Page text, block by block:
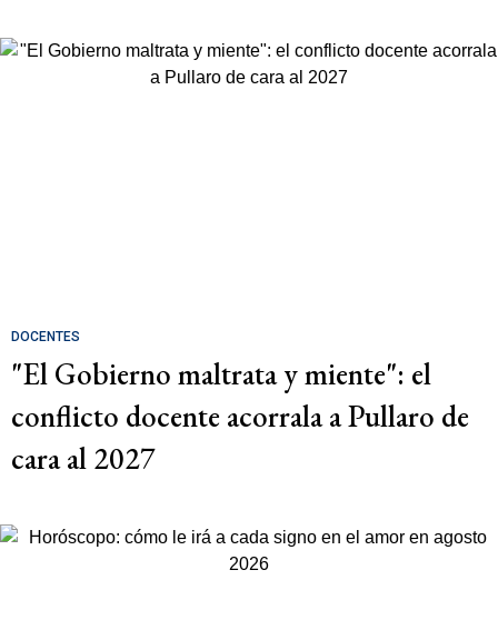
DOCENTES
"El Gobierno maltrata y miente": el
conflicto docente acorrala a Pullaro de
cara al 2027